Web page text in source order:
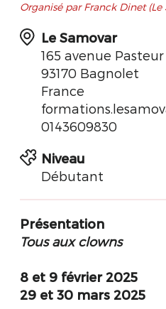
Organisé par Franck Dinet (Le
Le Samovar
165 avenue Pasteur
93170 Bagnolet
France
0143609830
Niveau
Débutant
Présentation
Tous aux clowns
8 et 9 février2025
29 et 30 mars 2025